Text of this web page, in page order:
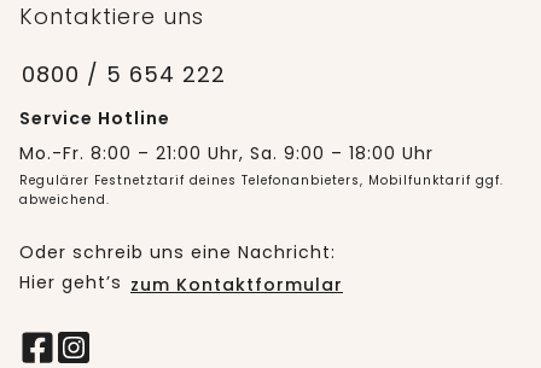
Kontaktiere uns
0800 / 5 654 222
Service Hotline
Mo.-Fr. 8:00 – 21:00 Uhr, Sa. 9:00 – 18:00 Uhr
Regulärer Festnetztarif deines Telefonanbieters, Mobilfunktarif ggf.
abweichend.
Oder schreib uns eine Nachricht:
Hier geht’s zum Kontaktformular